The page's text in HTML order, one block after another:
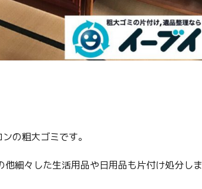
の粗大ゴミです。
細々した生活用品や日用品も片付け処分しま